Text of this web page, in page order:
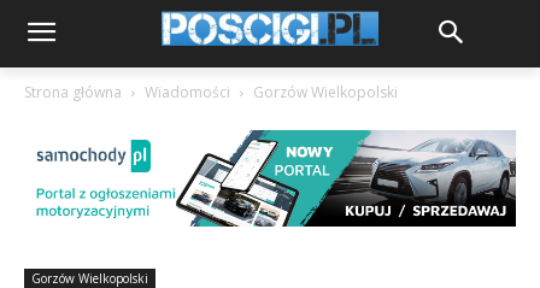
Strona główna Wiadomości Gorzów Wielkopolski
Gorzów Wielkopolski